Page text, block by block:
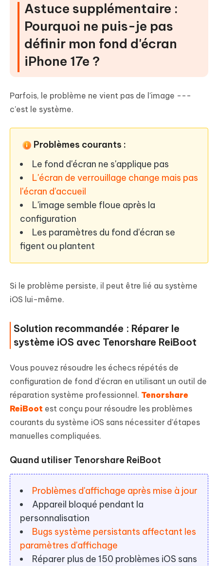
Astuce supplémentaire :
Pourquoi ne puis-je pas
définir mon fond d'écran
iPhone 17e ?
Parfois, le problème ne vient pas de l'image ---
c'est le système.
Problèmes courants :
Le fond d'écran ne s'applique pas
L'écran de verrouillage change mais pas
l'écran d'accueil
L'image semble floue après la
configuration
Les paramètres du fond d'écran se
figent ou plantent
Si le problème persiste, il peut être lié au système
iOS lui-même.
Solution recommandée : Réparer le
système iOS avec Tenorshare ReiBoot
Vous pouvez résoudre les échecs répétés de
configuration de fond d'écran en utilisant un outil de
réparation système professionnel. Tenorshare
ReiBoot est conçu pour résoudre les problèmes
courants du système iOS sans nécessiter d'étapes
manuelles compliquées.
Quand utiliser Tenorshare ReiBoot
Problèmes d'affichage après mise à jour
Appareil bloqué pendant la
personnalisation
Bugs système persistants affectant les
paramètres d'affichage
Réparer plus de 150 problèmes iOS sans